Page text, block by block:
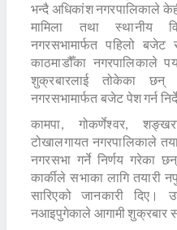
भन्दै अधिकांश नगरपालिकाले
मामिला तथा स्थानीय
नगरसभामार्फत पहिलो बजेट
काठमाडौँका नगरपालिकाले
शुक्रबारलाई तोकेका छन्
नगरसभामार्फत बजेट पेश गर्न
कामपा, गोकर्णेश्वर,
टोखालगायत नगरपालिकाले
नगरसभा गर्ने निर्णय गरेका
कार्कीले सभाका लागि तयारी
सारिएको जानकारी
नआइपुगेकाले आगामी शुक्रबार